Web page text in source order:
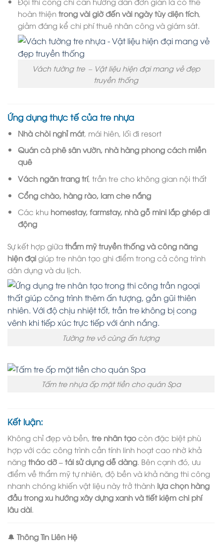
hoàn thiện trong vài giờ đến vài ngày tùy diện tích,
giảm đáng kể chi phí thuê nhân công và giám sát.
Vách tường tre – Vật liệu hiện đại mang vẻ đẹp
truyền thống
Ứng dụng thực tế của tre nhựa
Nhà chòi nghỉ mát, mái hiên, lối đi resort
Quán cà phê sân vườn, nhà hàng phong cách miền
quê
Vách ngăn trang trí, trần tre cho không gian nội thất
Cổng chào, hàng rào, lam che nắng
Các khu homestay, farmstay, nhà gỗ mini lắp ghép di
động
Sự kết hợp giữa thẩm mỹ truyền thống và công năng
hiện đại giúp tre nhân tạo ghi điểm trong cả công trình
dân dụng và du lịch.
Tường tre vô cùng ấn tượng
Tấm tre nhựa ốp mặt tiền cho quán Spa
Kết luận:
Không chỉ đẹp và bền, tre nhân tạo còn đặc biệt phù
hợp với các công trình cần tính linh hoạt cao nhờ khả
năng tháo dỡ – tái sử dụng dễ dàng . Bên cạnh đó, ưu
điểm về thẩm mỹ tự nhiên, độ bền và khả năng thi công
nhanh chóng khiến vật liệu này trở thành lựa chọn hàng
đầu trong xu hướng xây dựng xanh và tiết kiệm chi phí
lâu dài
🔔 Thông Tin Liên Hệ